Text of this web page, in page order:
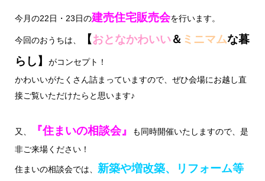
今月の22日・23日の建売住宅販売会を行います。
今回のおうちは、 【おとなかわいい＆ ミニマムな暮
らし】
がコンセプト！
かわいいがたくさん詰まっていますので、ぜひ会場にお越し直
接ご覧いただけたらと思います♪
又、 『住まいの相談会』
も同時開催いたしますので、是
非ご来場ください！
住まいの相談会では、 新築や増改築、リフォーム等